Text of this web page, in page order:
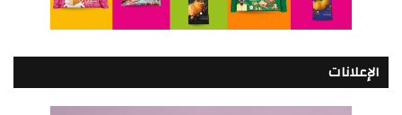
الإعلانات